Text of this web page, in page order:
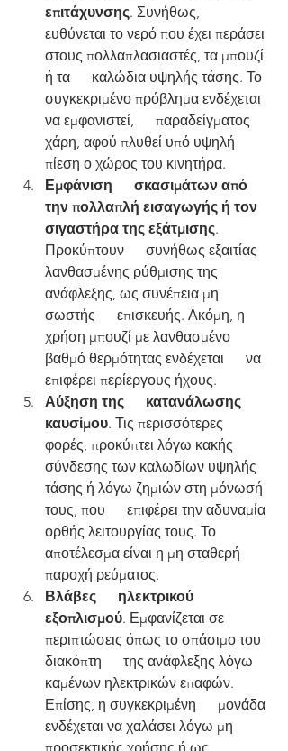
επιτάχυνσης. Συνήθως,
ευθύνεται το νερό που έχει περάσει
στους πολλαπλασιαστές, τα μπουζί
ή τα      καλώδια υψηλής τάσης. Το
συγκεκριμένο πρόβλημα ενδέχεται
να εμφανιστεί,      παραδείγματος
χάρη, αφού πλυθεί υπό υψηλή
πίεση ο χώρος του κινητήρα.
Εμφάνιση      σκασιμάτων από
την πολλαπλή εισαγωγής ή τον
σιγαστήρα της εξάτμισης.
Προκύπτουν      συνήθως εξαιτίας
λανθασμένης ρύθμισης της
ανάφλεξης, ως συνέπεια μη
σωστής      επισκευής. Ακόμη, η
χρήση μπουζί με λανθασμένο
βαθμό θερμότητας ενδέχεται      να
επιφέρει περίεργους ήχους.
Αύξηση της      κατανάλωσης
καυσίμου. Τις περισσότερες
φορές, προκύπτει λόγω κακής
σύνδεσης των καλωδίων υψηλής
τάσης ή λόγω ζημιών στη μόνωσή
τους, που      επιφέρει την αδυναμία
ορθής λειτουργίας τους. Το
αποτέλεσμα είναι η μη σταθερή
παροχή ρεύματος.
Βλάβες      ηλεκτρικού
εξοπλισμού. Εμφανίζεται σε
περιπτώσεις όπως το σπάσιμο του
διακόπτη      της ανάφλεξης λόγω
καμένων ηλεκτρικών επαφών.
Επίσης, η συγκεκριμένη      μονάδα
ενδέχεται να χαλάσει λόγω μη